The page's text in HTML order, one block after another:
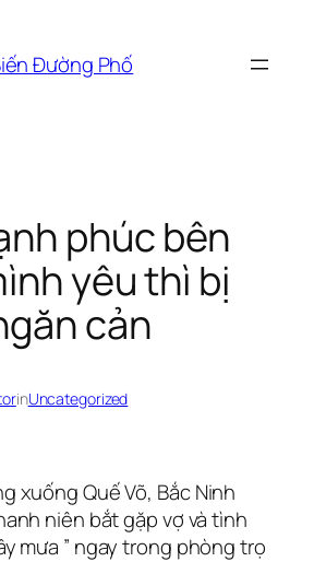
Đường Phố
phúc bên
yêu thì bị
cản
inUncategorized
xuống Quế Võ, Bắc Ninh
niên bắt gặp vợ và tình
mưa ” ngay trong phòng trọ